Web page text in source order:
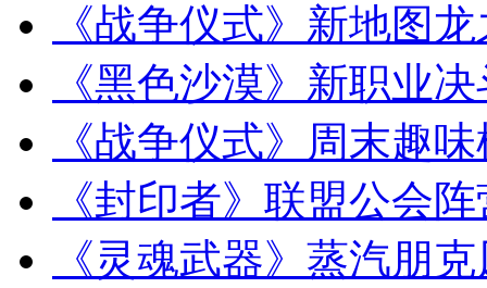
《战争仪式》新地图
《黑色沙漠》新职业
《战争仪式》周末趣
《封印者》联盟公会
《灵魂武器》蒸汽朋